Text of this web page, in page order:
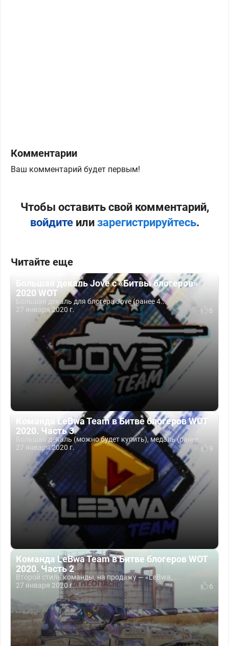
Комментарии
Ваш комментарий будет первым!
Чтобы оставить свой комментарий,
войдитеили зарегистрируйтесь.
Читайте еще
Большая декаль Jove c «Битвы блогеров»
2020 WOT
Большая декаль для блогера Jove (ранее 4...
27 января 2020 г.
6
Команда LeBwa Team в Битве блогеров WOT
2020. Часть 3
Большая декаль (можно будет купить), медаль (ранее...
27 января 2020 г.
9
Команда LeBwa Team в Битве блогеров WOT
2020. Часть 2
Второй стиль команды, на продажу — «LeBwa,...
27 января 2020 г.
6